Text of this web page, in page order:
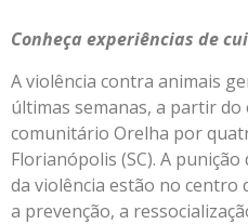
Conheça experiências de
A violência contra animais
últimas semanas, a partir do
comunitário Orelha por
Florianópolis (SC). A
da violência estão no centro
a prevenção, a